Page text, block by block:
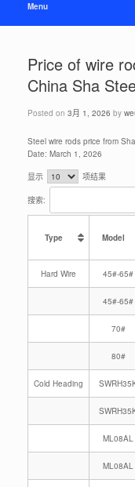
Menu
Price of wire
China Sha
Posted on 3月 1, 2026 by
Steel wire rods price from
Date: March 1, 2026
显示 项结果
搜索:
Type Model
Hard Wire 45#-65#
45#-65#
70#
80#
Cold Heading
ML08AL
ML08AL